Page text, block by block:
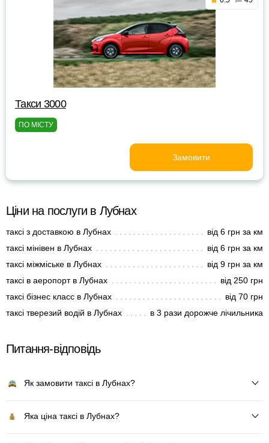
Такси 3000
ПО МІСТУ
Замовити
Ціни на послуги в Лубнах
таксі з доставкою в Лубнах
від 6 грн за км
таксі мінівен в Лубнах
від 6 грн за км
таксі міжміське в Лубнах
від 9 грн за км
таксі в аеропорт в Лубнах
від 250 грн
таксі бізнес класс в Лубнах
від 70 грн
таксі тверезий водій в Лубнах
в 3 рази дорожче лічильника
Питання-відповідь
Як замовити таксі в Лубнах?
Яка ціна таксі в Лубнах?